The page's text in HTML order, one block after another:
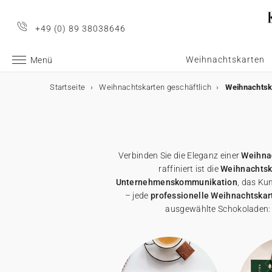
+49 (0) 89 38038646
Menü Weihnachtskarten
Geschäftliche Weihnachtskarten
Geschäftliche Weihnachtskarten
Weihnachtskarten mit Gold
Originelle Weihnachtskarten
E-Karten
Weihnachtskarten mit Schokolade
Weihnachtskarten mit Schokolade
Werbeartikel für Unternehmen
Werbeartikel für Unternehmen
Startseite Weihnachtskarten geschäftlich
Verbinden Sie die Eleganz einer
raffiniert ist die
Unternehmenskommunikation , das
– jede professionelle
ausgewählte